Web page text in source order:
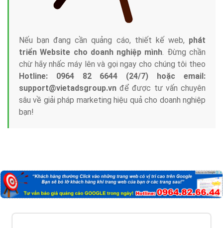
Nếu bạn đang cần quảng cáo, thiết kế web, phát
triển Website cho doanh nghiệp mình. Đừng chần
chừ hãy nhấc máy lên và gọi ngay cho chúng tôi theo
Hotline: 0964 82 6644 (24/7) hoặc email:
support@vietadsgroup.vn để được tư vấn chuyên
sâu về giải pháp marketing hiệu quả cho doanh nghiệp
bạn!